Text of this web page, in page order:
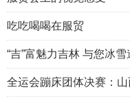
吃吃喝喝在服贸
“吉”富魅力吉林 与您冰雪
全运会蹦床团体决赛：